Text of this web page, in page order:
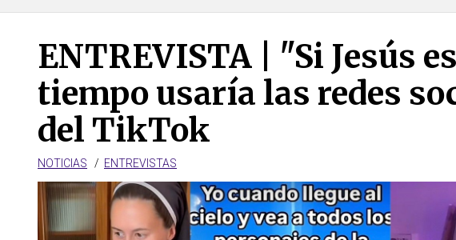
ENTREVISTA | "Si Jesús
tiempo usaría las redes
del TikTok
NOTICIAS ENTREVISTAS